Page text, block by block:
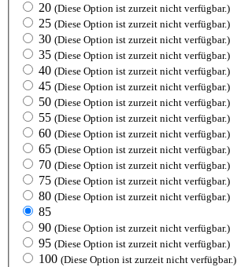
20 (Diese Option ist zurzeit nicht verfügbar.)
25 (Diese Option ist zurzeit nicht verfügbar.)
30 (Diese Option ist zurzeit nicht verfügbar.)
35 (Diese Option ist zurzeit nicht verfügbar.)
40 (Diese Option ist zurzeit nicht verfügbar.)
45 (Diese Option ist zurzeit nicht verfügbar.)
50 (Diese Option ist zurzeit nicht verfügbar.)
55 (Diese Option ist zurzeit nicht verfügbar.)
60 (Diese Option ist zurzeit nicht verfügbar.)
65 (Diese Option ist zurzeit nicht verfügbar.)
70 (Diese Option ist zurzeit nicht verfügbar.)
75 (Diese Option ist zurzeit nicht verfügbar.)
80 (Diese Option ist zurzeit nicht verfügbar.)
85
90 (Diese Option ist zurzeit nicht verfügbar.)
95 (Diese Option ist zurzeit nicht verfügbar.)
100 (Diese Option ist zurzeit nicht verfügbar.)